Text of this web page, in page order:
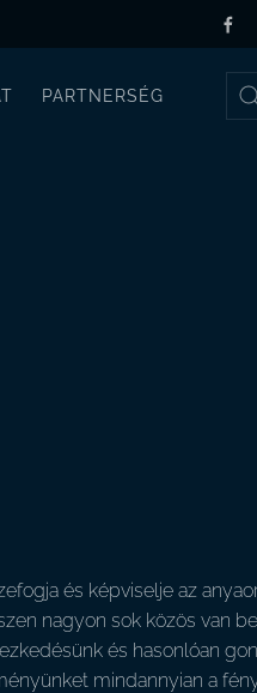
PARTNERSÉG
és képviselje az
nagyon sok közös van
és hasonlóan
mindannyian a